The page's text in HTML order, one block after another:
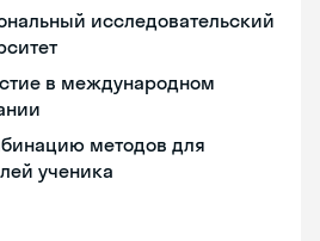
исследовательский
в международном
методов для
ученика